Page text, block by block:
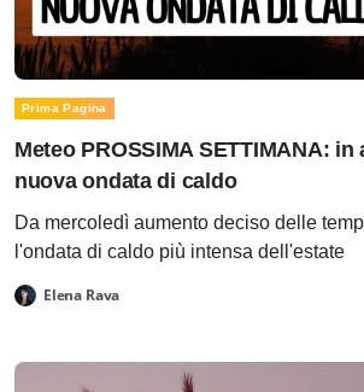
Prima Pagina
Meteo PROSSIMA SETTIMANA:
nuova ondata di caldo
Da mercoledì aumento deciso delle
l'ondata di caldo più intensa dell'estate
Elena Rava